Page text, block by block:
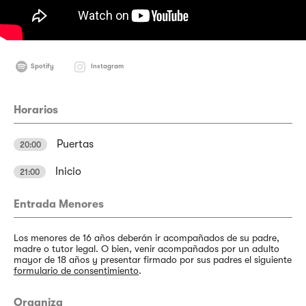
Spotify Instagram
Horarios
20:00 Puertas
21:00 Inicio
Entrada Menores
Los menores de 16 años deberán ir acompañados de su padre,
madre o tutor legal. O bien, venir acompañados por un adulto
mayor de 18 años y presentar firmado por sus padres el siguiente
formulario de consentimiento.
Organiza